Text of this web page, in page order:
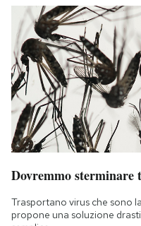
Dovremmo sterminare
Trasportano virus che sono
propone una soluzione